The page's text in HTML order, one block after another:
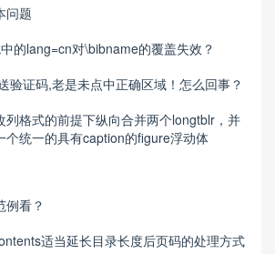
问题
的lang=cn对\bibname的覆盖失效？
验证码,老是未点中正确区域！怎么回事？
列格式的前提下纵向合并两个longtblr，并
个统一的具有caption的figure浮动体
例看？
适当延长目录长度后页码的处理方式